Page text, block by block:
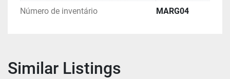
Número de inventário MARG04
Similar Listings